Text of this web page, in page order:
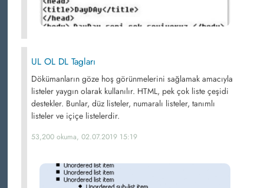
UL OL DL Tagları
Dökümanların göze hoş görünmelerini sağlamak amacıyla
listeler yaygın olarak kullanılır. HTML, pek çok liste çeşidi
destekler. Bunlar, düz listeler, numaralı listeler, tanımlı
listeler ve içiçe listelerdir.
53,200 okuma, 02.07.2019 15:19